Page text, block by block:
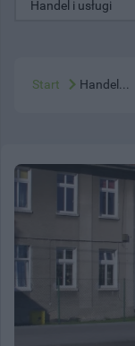
Start Handel...